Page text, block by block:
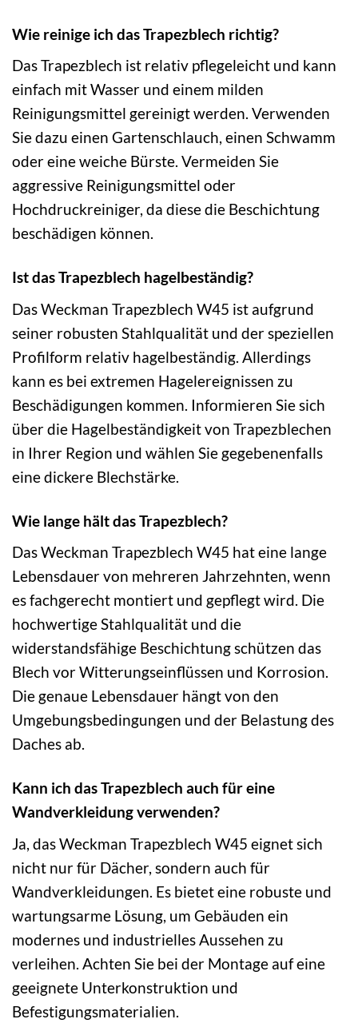
Wie reinige ich das Trapezblech richtig?
Das Trapezblech ist relativ pflegeleicht und kann
einfach mit Wasser und einem milden
Reinigungsmittel gereinigt werden. Verwenden
Sie dazu einen Gartenschlauch, einen Schwamm
oder eine weiche Bürste. Vermeiden Sie
aggressive Reinigungsmittel oder
Hochdruckreiniger, da diese die Beschichtung
beschädigen können.
Ist das Trapezblech hagelbeständig?
Das Weckman Trapezblech W45 ist aufgrund
seiner robusten Stahlqualität und der speziellen
Profilform relativ hagelbeständig. Allerdings
kann es bei extremen Hagelereignissen zu
Beschädigungen kommen. Informieren Sie sich
über die Hagelbeständigkeit von Trapezblechen
in Ihrer Region und wählen Sie gegebenenfalls
eine dickere Blechstärke.
Wie lange hält das Trapezblech?
Das Weckman Trapezblech W45 hat eine lange
Lebensdauer von mehreren Jahrzehnten, wenn
es fachgerecht montiert und gepflegt wird. Die
hochwertige Stahlqualität und die
widerstandsfähige Beschichtung schützen das
Blech vor Witterungseinflüssen und Korrosion.
Die genaue Lebensdauer hängt von den
Umgebungsbedingungen und der Belastung des
Daches ab.
Kann ich das Trapezblech auch für eine
Wandverkleidung verwenden?
Ja, das Weckman Trapezblech W45 eignet sich
nicht nur für Dächer, sondern auch für
Wandverkleidungen. Es bietet eine robuste und
wartungsarme Lösung, um Gebäuden ein
modernes und industrielles Aussehen zu
verleihen. Achten Sie bei der Montage auf eine
geeignete Unterkonstruktion und
Befestigungsmaterialien.